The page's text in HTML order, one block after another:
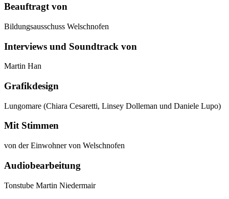
Beauftragt von
Bildungsausschuss Welschnofen
Interviews und Soundtrack von
Martin Han
Grafikdesign
Lungomare (Chiara Cesaretti, Linsey Dolleman und Daniele Lupo)
Mit Stimmen
von der Einwohner von Welschnofen
Audiobearbeitung
Tonstube Martin Niedermair